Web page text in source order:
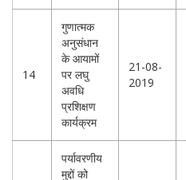
14
गुणात्मक
अनुसंधान
के आयामों
पर लघु
अवधि
प्रशिक्षण
कार्यक्रम
21-08-
2019
पर्यावरणीय
मुद्दों को